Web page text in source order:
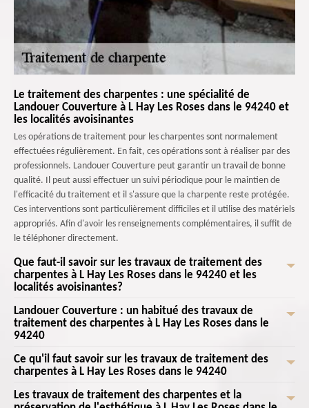
Le traitement des charpentes : une spécialité de
Landouer Couverture à L Hay Les Roses dans le 94240 et
les localités avoisinantes
Les opérations de traitement pour les charpentes sont normalement
effectuées régulièrement. En fait, ces opérations sont à réaliser par des
professionnels. Landouer Couverture peut garantir un travail de bonne
qualité. Il peut aussi effectuer un suivi périodique pour le maintien de
l'efficacité du traitement et il s'assure que la charpente reste protégée.
Ces interventions sont particulièrement difficiles et il utilise des matériels
appropriés. Afin d'avoir les renseignements complémentaires, il suffit de
le téléphoner directement.
Que faut-il savoir sur les travaux de traitement des
charpentes à L Hay Les Roses dans le 94240 et les
localités avoisinantes?
Les personnes qui veulent se conformer aux normes de construction sont
obligées de réaliser un certain nombre de tâches. Des travaux de
construction qui exigent ce genre de travail pour la garantie de la
sécurité et de la durabilité des structures en bois. Les opérations de
traitement garantissent l'absence des sanctions. Landouer Couverture
est la personne capable de faire les travaux de traitement.
Landouer Couverture : un habitué des travaux de
traitement des charpentes à L Hay Les Roses dans le
94240
Les travaux de traitement pour les charpentes des maisons sont
indispensables pour permettre d'assurer la solidité des parties
supérieures. En fait, il est nécessaire de réaliser ces opérations en
Ce qu'il faut savoir sur les travaux de traitement des
charpentes à L Hay Les Roses dans le 94240
Les opérations de traitement peuvent concerner les charpentes des
Les travaux de traitement des charpentes et la